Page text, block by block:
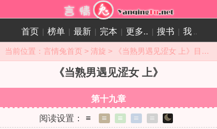
首页 榜单 最新 完本 更多.. 搜书 我 ..
当前位置： 言情兔首页 > 清旋 > 《当熟男遇见涩女 上》目录
《当熟男遇见涩女 上》
第十九章
阅读设置：
≡ ≡ ≡ ≡ ≡